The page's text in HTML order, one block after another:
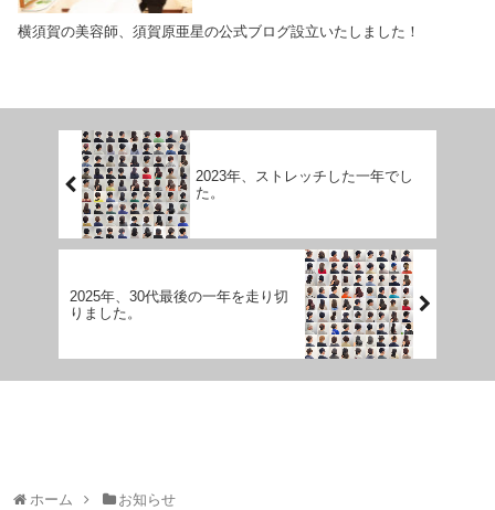
横須賀の美容師、須賀原亜星の公式ブログ設立いたしました！
2023年、ストレッチした一年でし
た。
2025年、30代最後の一年を走り切
りました。
ホーム お知らせ